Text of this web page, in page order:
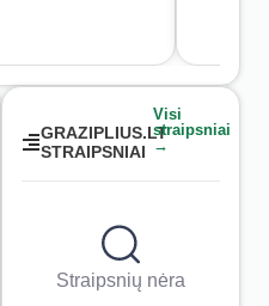
GRAZIPLIUS.LT
STRAIPSNIAI
Visi
straipsniai
→
Straipsnių nėra